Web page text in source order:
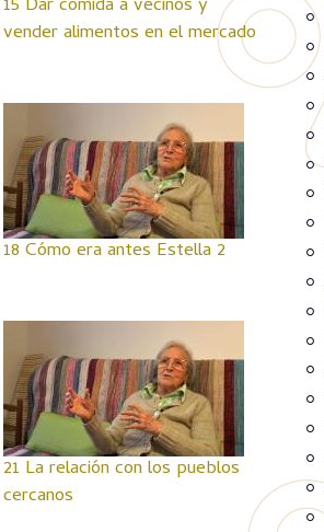
15 Dar comida a vecinos y
vender alimentos en el mercado
18 Cómo era antes Estella 2
21 La relación con los pueblos
cercanos